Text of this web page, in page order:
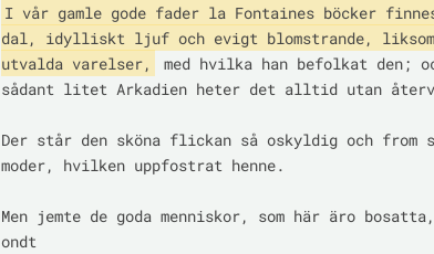
I vår gamle gode fader la Fontaines böcker
dal, idylliskt ljuf och evigt blomstrande, liksom
utvalda varelser,
med hvilka han befolkat den;
sådant litet Arkadien heter det alltid utan
Der står den sköna flickan så oskyldig och from
moder, hvilken uppfostrat henne.
Men jemte de goda menniskor, som här äro
ondt